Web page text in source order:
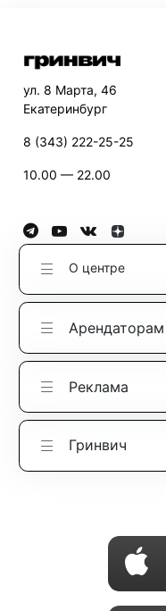
ул. 8 Марта, 46
Екатеринбург
8 (343) 222-25-25
10.00 — 22.00
О центре
Арендаторам
Реклама
Гринвич